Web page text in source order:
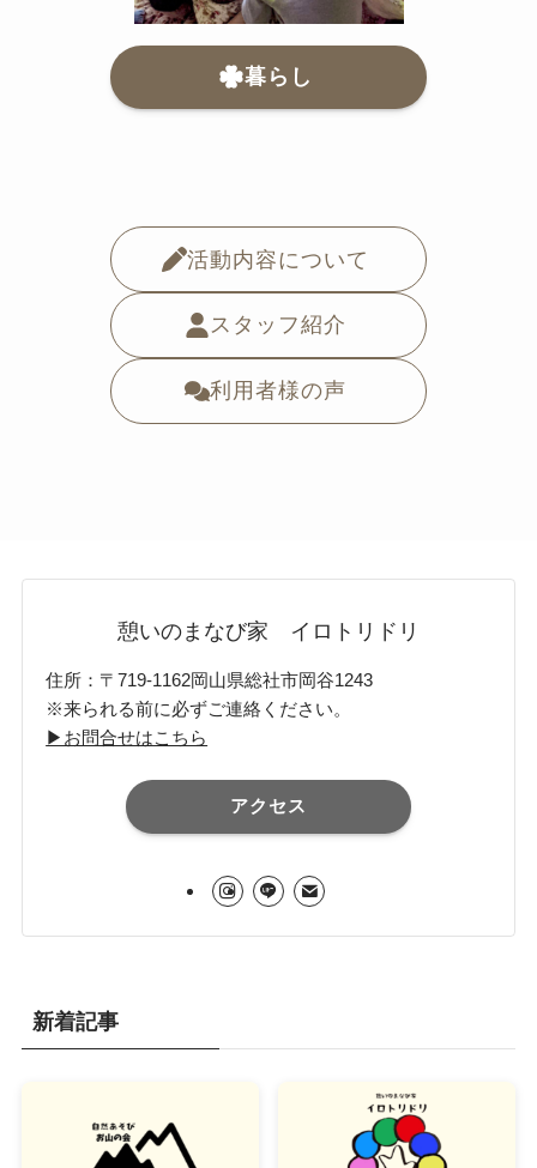
暮らし
活動内容について
スタッフ紹介
利用者様の声
憩いのまなび家 イロトリドリ
住所：〒719-1162岡山県総社市岡谷1243
※来られる前に必ずご連絡ください。
▶お問合せはこちら
アクセス
新着記事